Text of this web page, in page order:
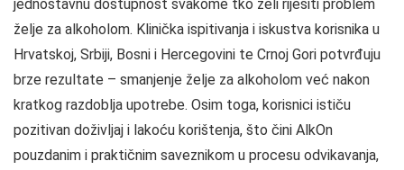
jednostavnu dostupnost svakome tko želi riješiti problem
želje za alkoholom. Klinička ispitivanja i iskustva korisnika u
Hrvatskoj, Srbiji, Bosni i Hercegovini te Crnoj Gori potvrđuju
brze rezultate – smanjenje želje za alkoholom već nakon
kratkog razdoblja upotrebe. Osim toga, korisnici ističu
pozitivan doživljaj i lakoću korištenja, što čini AlkOn
pouzdanim i praktičnim saveznikom u procesu odvikavanja,